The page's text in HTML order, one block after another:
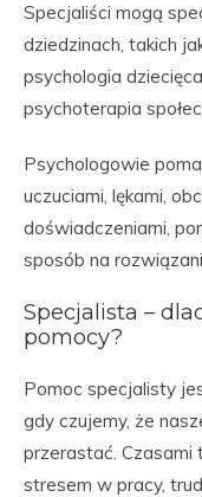
Specjaliści mogą
dziedzinach, takich
psychologia
psychoterapia
Psychologowie
uczuciami, lękami,
doświadczeniami,
sposób na
Specjalista –
pomocy?
Pomoc specjalisty
gdy czujemy, że
przerastać. Czasami
stresem w pracy,